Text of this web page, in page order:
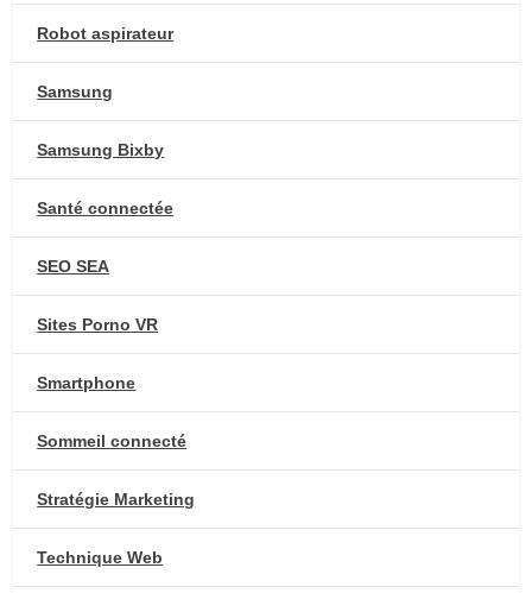
Robot aspirateur
Samsung
Samsung Bixby
Santé connectée
SEO SEA
Sites Porno VR
Smartphone
Sommeil connecté
Stratégie Marketing
Technique Web